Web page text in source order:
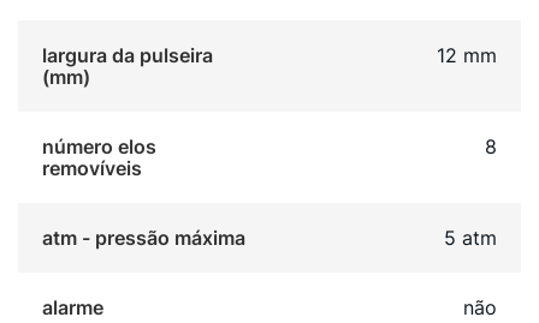
largura da pulseira
(mm)
12 mm
número elos
removíveis
8
atm - pressão máxima 5 atm
alarme não